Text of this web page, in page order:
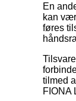
En
kan
føres
tilmed
FIONA